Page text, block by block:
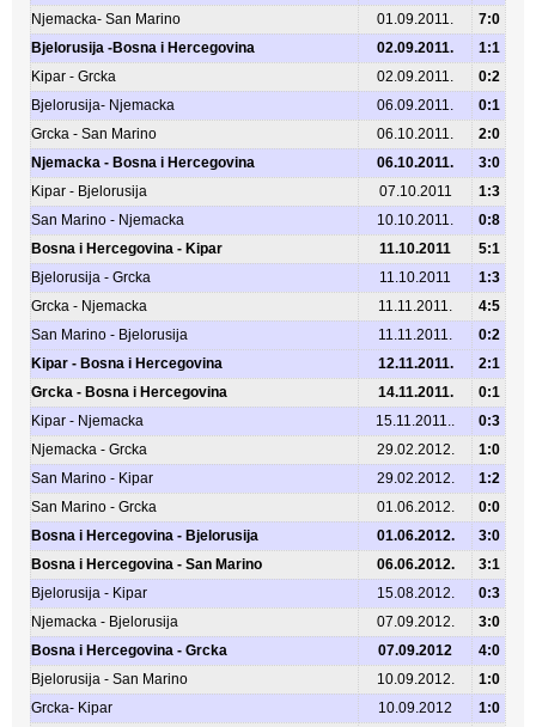
Njemacka- San Marino
01.09.2011.
7:0
Bjelorusija -Bosna i Hercegovina
02.09.2011.
1:1
Kipar - Grcka
02.09.2011.
0:2
Bjelorusija- Njemacka
06.09.2011.
0:1
Grcka - San Marino
06.10.2011.
2:0
Njemacka - Bosna i Hercegovina
06.10.2011.
3:0
Kipar - Bjelorusija
07.10.2011
1:3
San Marino - Njemacka
10.10.2011.
0:8
Bosna i Hercegovina - Kipar
11.10.2011
5:1
Bjelorusija - Grcka
11.10.2011
1:3
Grcka - Njemacka
11.11.2011.
4:5
San Marino - Bjelorusija
11.11.2011.
0:2
Kipar - Bosna i Hercegovina
12.11.2011.
2:1
Grcka - Bosna i Hercegovina
14.11.2011.
0:1
Kipar - Njemacka
15.11.2011..
0:3
Njemacka - Grcka
29.02.2012.
1:0
San Marino - Kipar
29.02.2012.
1:2
San Marino - Grcka
01.06.2012.
0:0
Bosna i Hercegovina - Bjelorusija
01.06.2012.
3:0
Bosna i Hercegovina - San Marino
06.06.2012.
3:1
Bjelorusija - Kipar
15.08.2012.
0:3
Njemacka - Bjelorusija
07.09.2012.
3:0
Bosna i Hercegovina - Grcka
07.09.2012
4:0
Bjelorusija - San Marino
10.09.2012.
1:0
Grcka- Kipar
10.09.2012
1:0